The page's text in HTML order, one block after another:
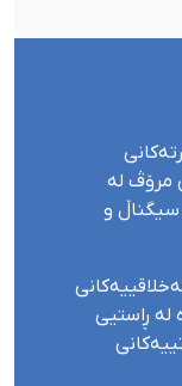
مرۆڤ لە
سیگناڵ و
لە ڕاستیی